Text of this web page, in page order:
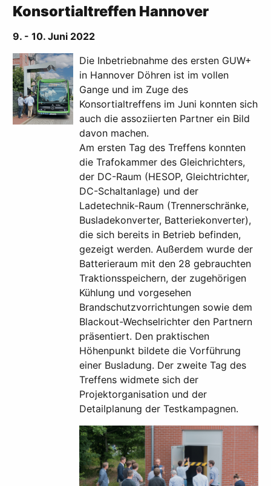
Konsortialtreffen Hannover
9. - 10. Juni 2022
Die Inbetriebnahme des ersten GUW+
in Hannover Döhren ist im vollen
Gange und im Zuge des
Konsortialtreffens im Juni konnten sich
auch die assoziierten Partner ein Bild
davon machen.
Am ersten Tag des Treffens konnten
die Trafokammer des Gleichrichters,
der DC-Raum (HESOP, Gleichtrichter,
DC-Schaltanlage) und der
Ladetechnik-Raum (Trennerschränke,
Busladekonverter, Batteriekonverter),
die sich bereits in Betrieb befinden,
gezeigt werden. Außerdem wurde der
Batterieraum mit den 28 gebrauchten
Traktionsspeichern, der zugehörigen
Kühlung und vorgesehen
Brandschutzvorrichtungen sowie dem
Blackout-Wechselrichter den Partnern
präsentiert. Den praktischen
Höhenpunkt bildete die Vorführung
einer Busladung. Der zweite Tag des
Treffens widmete sich der
Projektorganisation und der
Detailplanung der Testkampagnen.